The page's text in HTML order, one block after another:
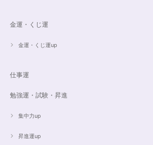
の、なんとも不思議な雰囲気のするブレスです。 サイ
ないのでうまく表現できません。 ただ、想像通りおし
金運・くじ運
金運・くじ運up
仕事運
勉強運・試験・昇進
集中力up
昇進運up